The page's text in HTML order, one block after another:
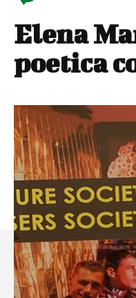
Elena
poetica